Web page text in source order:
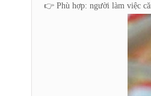
👉 Phù hợp: người làm việc